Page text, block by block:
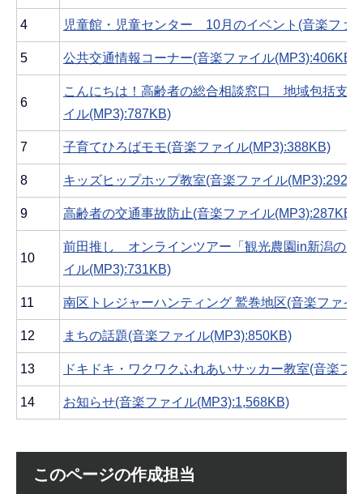
4 児童館・児童センター 10月のイベント(音楽ファ
5 公共交通情報コーナー(音楽ファイル(MP3):406KB)
6
こんにちは！高齢者の総合相談窓口 地域包括支
イル(MP3):787KB)
7 子育てひろばモモ(音楽ファイル(MP3):388KB)
8 キッズヒップホップ教室(音楽ファイル
9 高齢者の交通事故防止(音楽ファイル(MP3):287KB)
10
前田推し オンラインツアー「観光農園in新潟のフ
イル(MP3):731KB)
11 南区トレジャーハンティング 鷲巻地区(音楽ファイ
12 まちの話題(音楽ファイル(MP3):850KB)
13 ドキドキ・ワクワクふれあいサッカー教室(音楽フ
14 お知らせ(音楽ファイル(MP3):1,568KB)
このページの作成担当